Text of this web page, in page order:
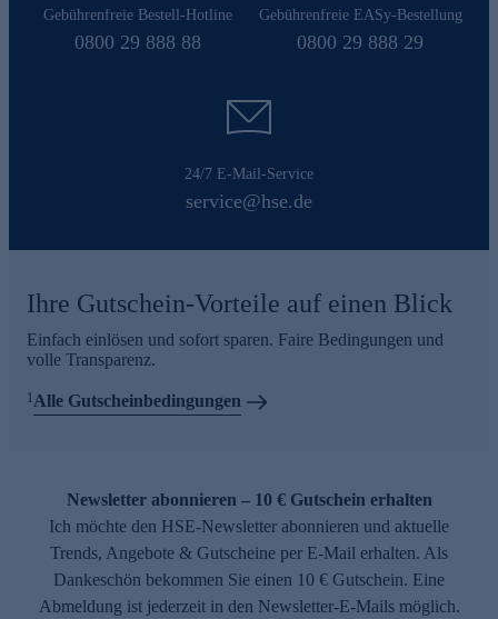
Gebührenfreie Bestell-Hotline
0800 29 888 88
Gebührenfreie EASy-Bestellung
0800 29 888 29
24/7 E-Mail-Service
service@hse.de
Ihre Gutschein-Vorteile auf einen Blick
Einfach einlösen und sofort sparen. Faire Bedingungen und
volle Transparenz.
1 Alle Gutscheinbedingungen
Newsletter abonnieren – 10 € Gutschein erhalten
Ich möchte den HSE-Newsletter abonnieren und aktuelle
Trends, Angebote & Gutscheine per E-Mail erhalten. Als
Dankeschön bekommen Sie einen 10 € Gutschein. Eine
Abmeldung ist jederzeit in den Newsletter-E-Mails möglich.